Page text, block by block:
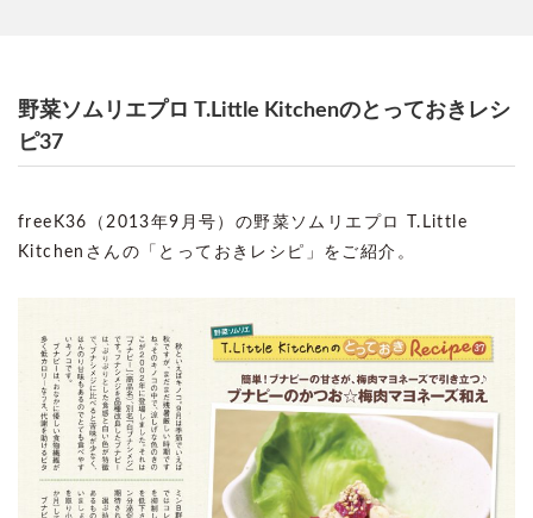
野菜ソムリエプロ T.Little Kitchenのとっておきレシ
ピ37
freeK36（2013年9月号）の野菜ソムリエプロ T.Little
Kitchenさんの「とっておきレシピ」をご紹介。